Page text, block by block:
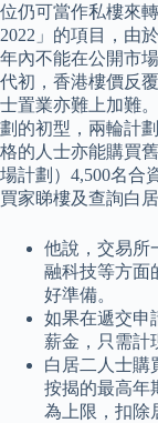
位仍可當作私樓來
2022」的項目，由
年內不能在公開市
代初，香港樓價反
士置業亦難上加難
劃的初型，兩輪計
格的人士亦能購買
場計劃）4,500名合
買家睇樓及查詢白
他說，交易所
融科技等方面
好準備。
如果在遞交申
薪金，只需計
白居二人士購
按揭的最高年
為上限，扣除